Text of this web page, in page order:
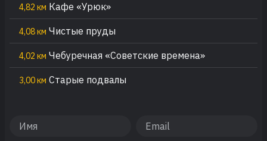
4,82 км Кафе «Урюк»
4,08 км Чистые пруды
4,02 км Чебуречная «Советские времена»
3,00 км Старые подвалы